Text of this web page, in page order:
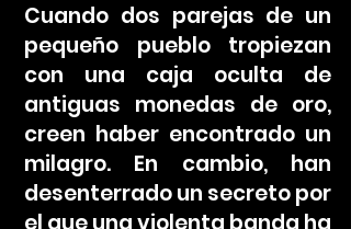
Cuando dos parejas de un
pequeño pueblo tropiezan
con una caja oculta de
antiguas monedas de oro,
creen haber encontrado un
milagro. En cambio, han
desenterrado un secreto por
el que una violenta banda ha